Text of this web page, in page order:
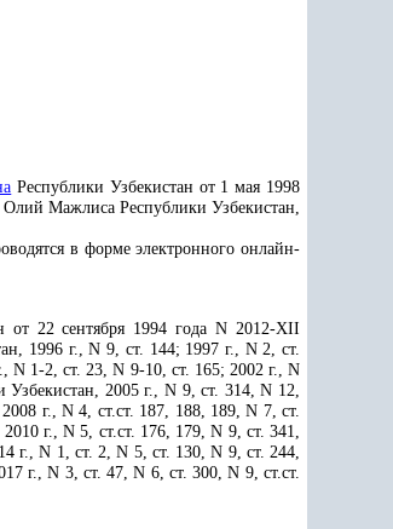
Республики Узбекистан от 1 мая 1998
Мажлиса Республики Узбекистан,
в форме электронного онлайн-
от 22 сентября 1994 года N 2012-XII
1996 г., N 9, ст. 144; 1997 г., N 2, ст.
N 1-2, ст. 23, N 9-10, ст. 165; 2002 г., N
2005 г., N 9, ст. 314, N 12,
г., N 4, ст.ст. 187, 188, 189, N 7, ст.
г., N 5, ст.ст. 176, 179, N 9, ст. 341,
г., N 1, ст. 2, N 5, ст. 130, N 9, ст. 244,
г., N 3, ст. 47, N 6, ст. 300, N 9, ст.ст.